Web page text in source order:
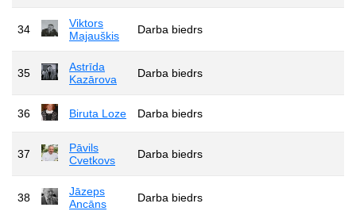
34
Viktors
Majauškis
Darba biedrs
35
Astrīda
Kazārova
Darba biedrs
36 Biruta Loze Darba biedrs
37
Pāvils
Cvetkovs
Darba biedrs
38
Jāzeps
Ancāns
Darba biedrs